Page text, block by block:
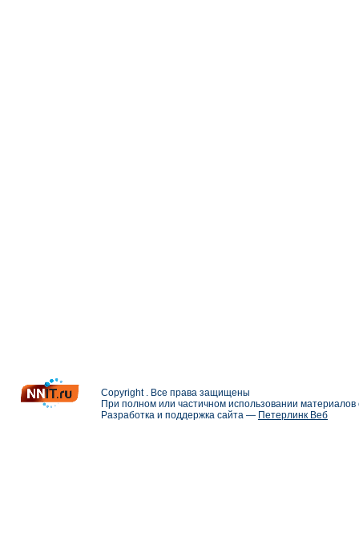
Copyright . Все права защищены
При полном или частичном использовании
Разработка и поддержка сайта — Петерлинк Веб